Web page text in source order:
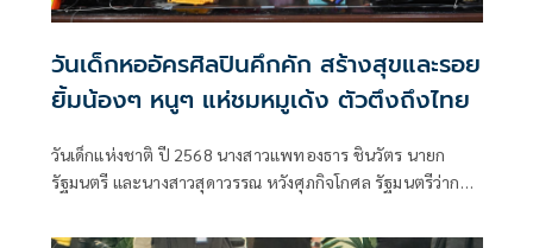
วันเด็กหออัครศิลปินคึกคัก สร้างสุขและรอย
ยิ้มน้องๆ หนูๆ แห่ชมหมูเด้ง ตัวตึงถึงไทย
วันเด็กแห่งชาติ ปี 2568 นางสาวแพทองธาร ชินวัตร นายก
รัฐมนตรี และนางสาวสุดาวรรณ หวังศุภกิจโกศล รัฐมนตรีว่าการ
วัฒนธรรม เนื่องในงานวันเด็กแห่งชาติ ประจำปี 2568 ณ โถงตึก